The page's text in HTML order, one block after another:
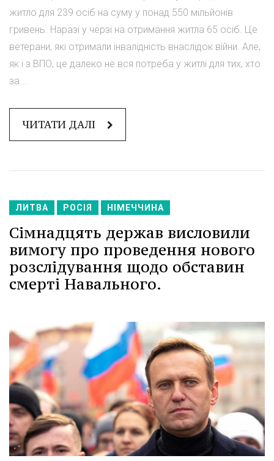
житло для 239 осіб на суму у понад 550 мільйонів
гривень. Наразі у черзі на отримання житла 65 осіб. Це
ветерани, які отримали інвалідність внаслідок війни. Але,
як і з ВПО, це далеко не вся потреба у житлі для тих, хто
за...
ЧИТАТИ ДАЛІ
ЛИТВА РОСІЯ НІМЕЧЧИНА
Сімнадцять держав висловили
вимогу про проведення нового
розслідування щодо обставин
смерті Навального.